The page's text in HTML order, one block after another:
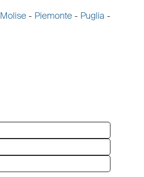
Molise- Piemonte - Puglia -